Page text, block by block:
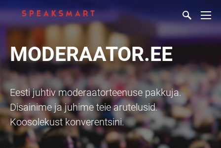
MODERAATOR.EE
Eesti juhtiv moderaatorteenuse pakkuja.
Disainime ja juhime teie arutelusid.
Koosolekust konverentsini.